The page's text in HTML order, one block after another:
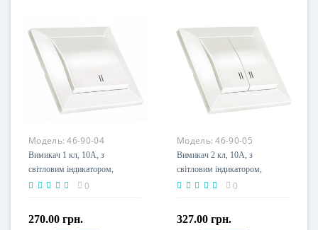
230 V
230 V
Модель:46-90-04
Вимикач 1 кл, 10А, з
світловим індикатором,
CANDELA, Mutlusan, білий,
0
270.00 грн.
Модель:46-90-05
Вимикач 2 кл, 10А, з
світловим індикатором,
CANDELA, Mutlusan, білий,
0
327.00 грн.